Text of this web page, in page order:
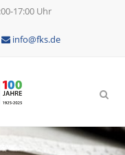
17:00 Uhr
info@fks.de